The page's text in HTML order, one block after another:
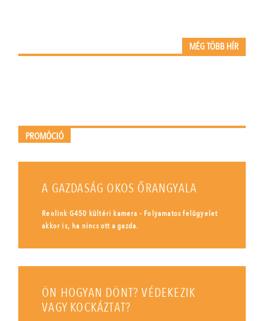
MÉG TÖBB HÍR
PROMÓCIÓ
A GAZDASÁG OKOS ŐRANGYALA
Reolink G450 kültéri kamera - Folyamatos felügyelet
akkor is, ha nincs ott a gazda.
ÖN HOGYAN DÖNT? VÉDEKEZIK
VAGY KOCKÁZTAT?